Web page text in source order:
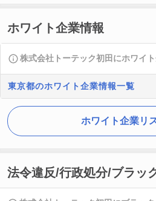
ホワイト企業情報
株式会社トーテック初田にホワイ
東京都のホワイト企業情報一覧
ホワイト企業リ
法令違反/行政処分/ブラッ